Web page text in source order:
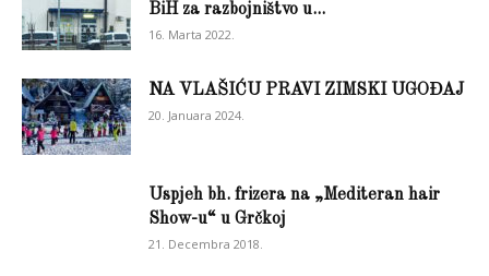
BiH za razbojništvo u...
16. Marta 2022.
NA VLAŠIĆU PRAVI ZIMSKI UGOĐAJ
20. Januara 2024.
Uspjeh bh. frizera na „Mediteran hair
Show-u“ u Grčkoj
21. Decembra 2018.